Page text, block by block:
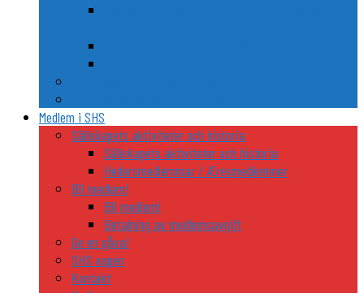
Medlem i SHS
Sällskapets aktiviteter och historia
Sällskapets aktiviteter och historia
Hedersmedlemmar / Æresmedlemmer
Bli medlem!
Bli medlem!
Betalning av medlemsavgift
Ge en gåva!
SHS vapen
Kontakt